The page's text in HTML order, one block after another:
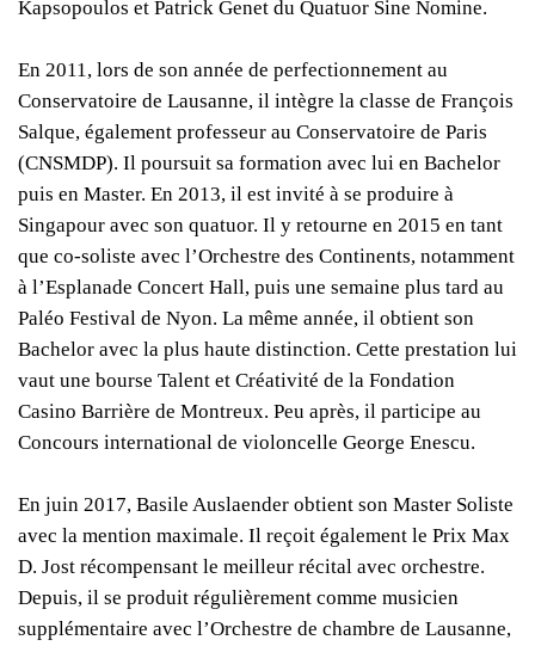
Kapsopoulos et Patrick Genet du Quatuor Sine Nomine.
En 2011, lors de son année de perfectionnement au
Conservatoire de Lausanne, il intègre la classe de François
Salque, également professeur au Conservatoire de Paris
(CNSMDP). Il poursuit sa formation avec lui en Bachelor
puis en Master. En 2013, il est invité à se produire à
Singapour avec son quatuor. Il y retourne en 2015 en tant
que co-soliste avec l’Orchestre des Continents, notamment
à l’Esplanade Concert Hall, puis une semaine plus tard au
Paléo Festival de Nyon. La même année, il obtient son
Bachelor avec la plus haute distinction. Cette prestation lui
vaut une bourse Talent et Créativité de la Fondation
Casino Barrière de Montreux. Peu après, il participe au
Concours international de violoncelle George Enescu.
En juin 2017, Basile Auslaender obtient son Master Soliste
avec la mention maximale. Il reçoit également le Prix Max
D. Jost récompensant le meilleur récital avec orchestre.
Depuis, il se produit régulièrement comme musicien
supplémentaire avec l’Orchestre de chambre de Lausanne,